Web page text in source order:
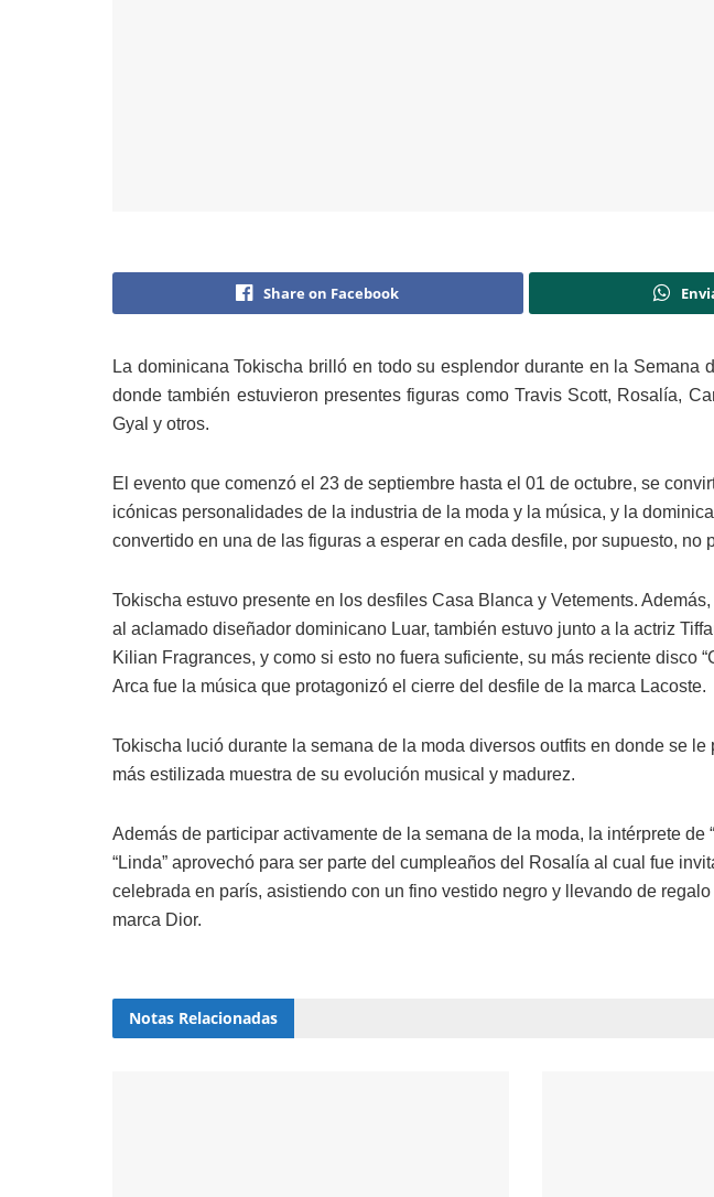
Share on Facebook
La dominicana Tokischa brilló en todo su esplendor durante en la Semana
donde también estuvieron presentes figuras como Travis Scott, Rosalía,
Gyal y otros.
El evento que comenzó el 23 de septiembre hasta el 01 de octubre, se
icónicas personalidades de la industria de la moda y la música, y la
convertido en una de las figuras a esperar en cada desfile, por supuesto, no
Tokischa estuvo presente en los desfiles Casa Blanca y Vetements.
al aclamado diseñador dominicano Luar, también estuvo junto a la actriz
Kilian Fragrances, y como si esto no fuera suficiente, su más reciente disco
Arca fue la música que protagonizó el cierre del desfile de la marca Lacoste.
Tokischa lució durante la semana de la moda diversos outfits en donde se le
más estilizada muestra de su evolución musical y madurez.
Además de participar activamente de la semana de la moda, la intérprete de
“Linda” aprovechó para ser parte del cumpleaños del Rosalía al cual fue
celebrada en parís, asistiendo con un fino vestido negro y llevando de
marca Dior.
Notas Relacionadas